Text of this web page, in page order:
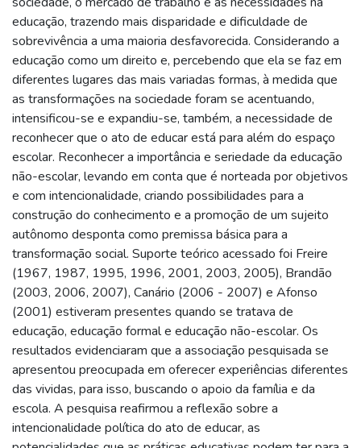
educação, trazendo mais disparidade e dificuldade de
sobrevivência a uma maioria desfavorecida. Considerando a
educação como um direito e, percebendo que ela se faz em
diferentes lugares das mais variadas formas, à medida que
as transformações na sociedade foram se acentuando,
intensificou-se e expandiu-se, também, a necessidade de
reconhecer que o ato de educar está para além do espaço
escolar. Reconhecer a importância e seriedade da educação
não-escolar, levando em conta que é norteada por objetivos
e com intencionalidade, criando possibilidades para a
construção do conhecimento e a promoção de um sujeito
autônomo desponta como premissa básica para a
transformação social. Suporte teórico acessado foi Freire
(1967, 1987, 1995, 1996, 2001, 2003, 2005), Brandão
(2003, 2006, 2007), Canário (2006 - 2007) e Afonso
(2001) estiveram presentes quando se tratava de
educação, educação formal e educação não-escolar. Os
resultados evidenciaram que a associação pesquisada se
apresentou preocupada em oferecer experiências diferentes
das vividas, para isso, buscando o apoio da família e da
escola. A pesquisa reafirmou a reflexão sobre a
intencionalidade política do ato de educar, as